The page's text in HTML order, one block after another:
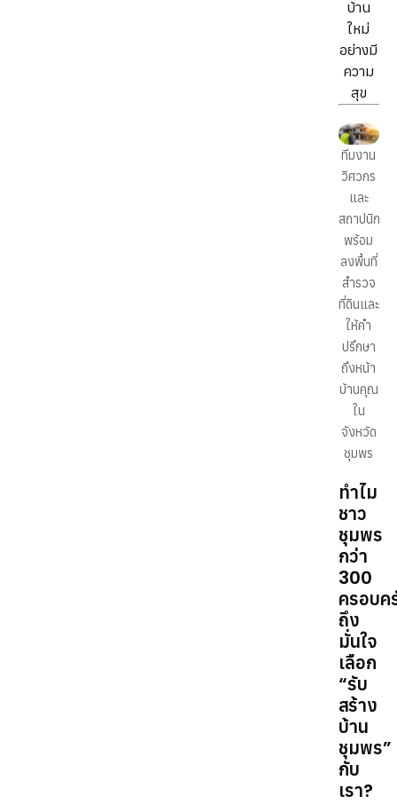
บ้าน
ใหม่
อย่างมี
ความ
สุข
ทีมงาน
วิศวกร
และ
สถาปนิก
พร้อม
ลงพื้นที่
สำรวจ
ที่ดินและ
ให้คำ
ปรึกษา
ถึงหน้า
บ้านคุณ
ใน
จังหวัด
ชุมพร
ทำไม
ชาว
ชุมพร
กว่า
300
ครอบค
ถึง
มั่นใจ
เลือก
“รับ
สร้าง
บ้าน
ชุมพร”
กับ
เรา?